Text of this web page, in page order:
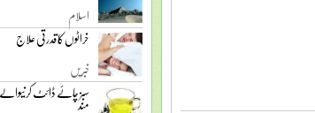
اسلام
خراٹوں کا قدرتی علاج
خبریں
سبز چائے ڈائٹ کرنیوالے
مند